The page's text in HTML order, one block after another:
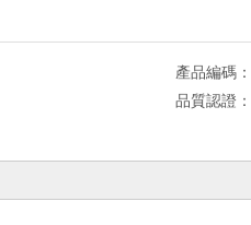
產品編碼：
品質認證：